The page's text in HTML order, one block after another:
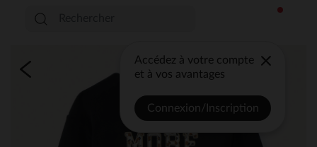
Accédez à votre compte
et à vos avantages
Connexion/Inscription